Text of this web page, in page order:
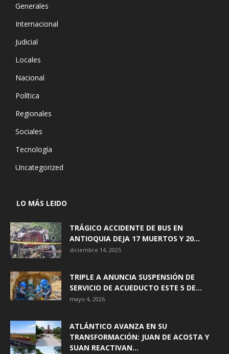
Generales
Internacional
Judicial
Locales
Nacional
Política
Regionales
Sociales
Tecnología
Uncategorized
LO MÁS LEIDO
TRÁGICO ACCIDENTE DE BUS EN
ANTIOQUIA DEJA 17 MUERTOS Y 20...
diciembre 14, 2025
TRIPLE A ANUNCIA SUSPENSIÓN DE
SERVICIO DE ACUEDUCTO ESTE 5 DE...
mayo 4, 2026
ATLÁNTICO AVANZA EN SU
TRANSFORMACIÓN: JUAN DE ACOSTA Y
SUAN REACTIVAN...